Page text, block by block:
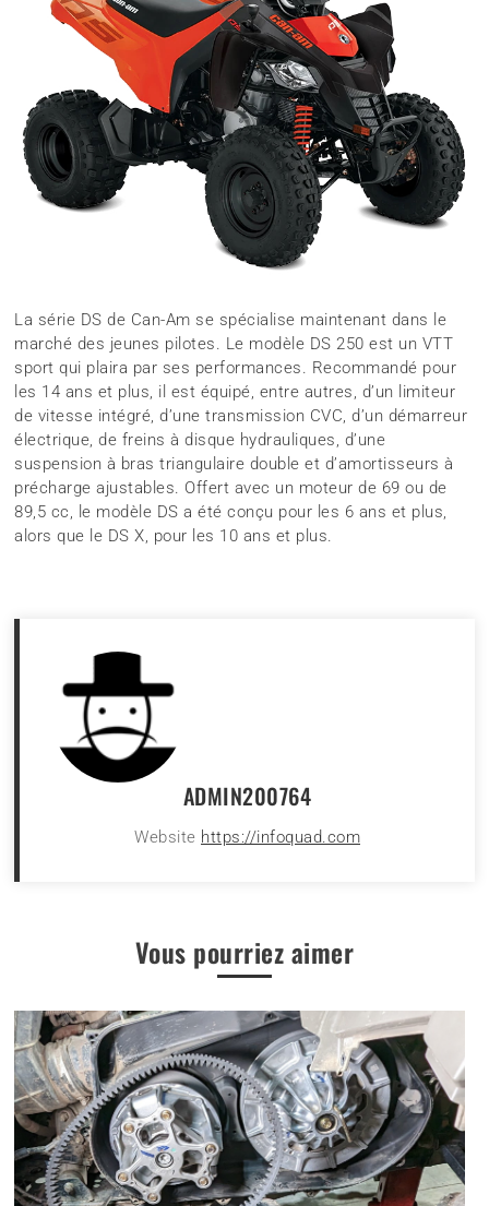
La série DS de Can-Am se spécialise maintenant dans le
marché des jeunes pilotes. Le modèle DS 250 est un VTT
sport qui plaira par ses performances. Recommandé pour
les 14 ans et plus, il est équipé, entre autres, d’un limiteur
de vitesse intégré, d’une transmission CVC, d’un démarreur
électrique, de freins à disque hydrauliques, d’une
suspension à bras triangulaire double et d’amortisseurs à
précharge ajustables. Offert avec un moteur de 69 ou de
89,5 cc, le modèle DS a été conçu pour les 6 ans et plus,
alors que le DS X, pour les 10 ans et plus.
ADMIN200764
Website https://infoquad.com
Vous pourriez aimer